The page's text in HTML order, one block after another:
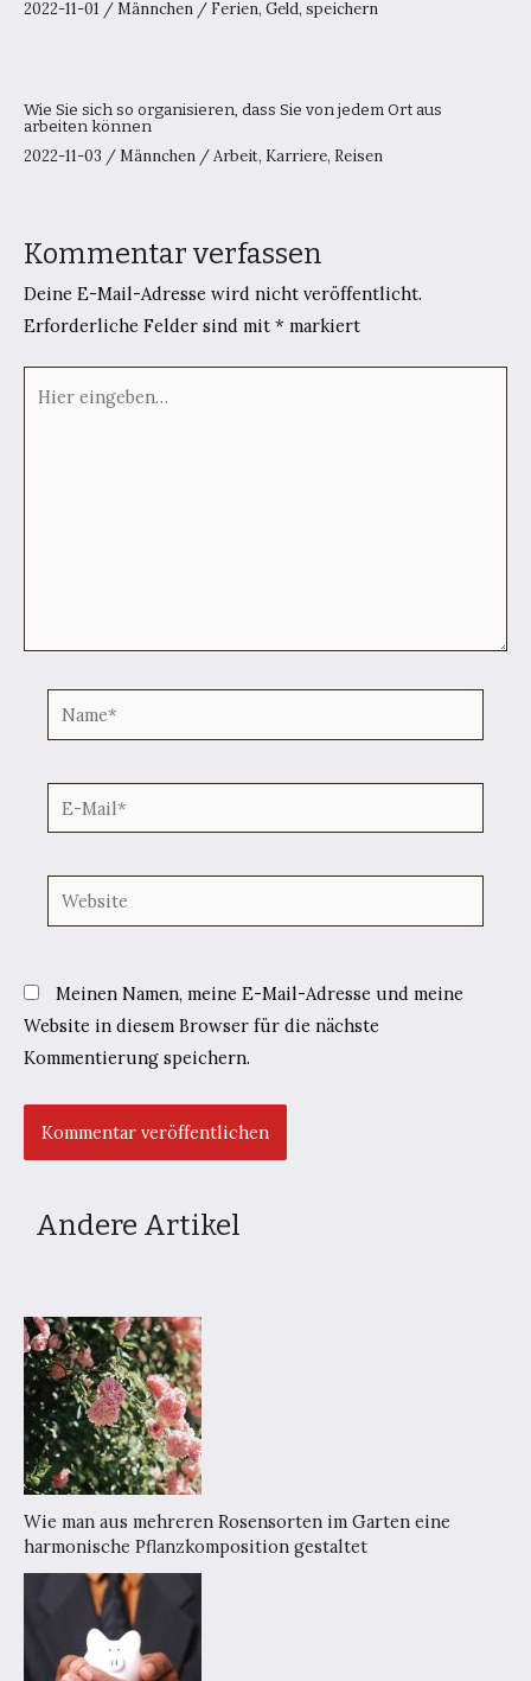
2022-11-01 / Männchen / Ferien, Geld, speichern
Wie Sie sich so organisieren, dass Sie von jedem Ort aus
arbeiten können
2022-11-03 / Männchen / Arbeit, Karriere, Reisen
Kommentar verfassen
Deine E-Mail-Adresse wird nicht veröffentlicht.
Erforderliche Felder sind mit * markiert
eingeben…
Name*
E-
Mail*
Website
Meinen Namen, meine E-Mail-Adresse und meine
Website in diesem Browser für die nächste
Kommentierung speichern.
Andere Artikel
Wie man aus mehreren Rosensorten im Garten eine
harmonische Pflanzkomposition gestaltet